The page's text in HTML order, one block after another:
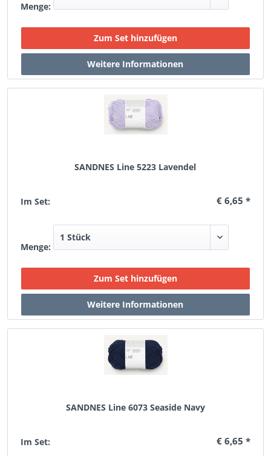
Menge:
SANDNES Line 5223 Lavendel
Im Set: € 6,65 *
Menge:
SANDNES Line 6073 Seaside Navy
Im Set: € 6,65 *